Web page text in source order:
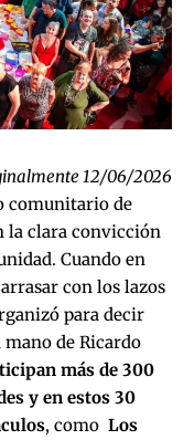
12/06/2026
comunitario de
la clara convicción
Cuando en
con los lazos
para decir
de Ricardo
más de 300
y en estos 30
, como Los